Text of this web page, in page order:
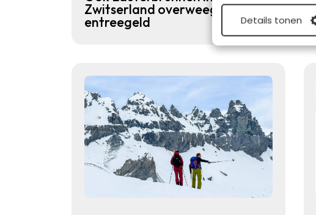
Details tonen
Zwitserland overweegt
entreegeld